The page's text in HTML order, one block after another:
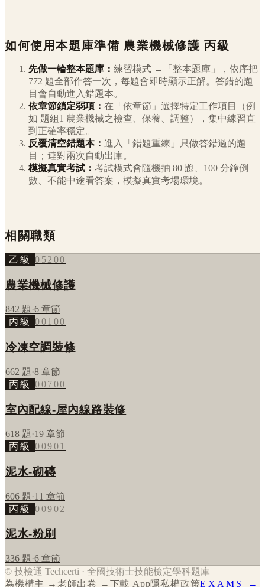
如何使用本題庫準備 農業機械修護 丙級
先做一輪整本題庫： 練習模式 →「整本題庫」，依序把
772 題全部作答一次，每題會即時顯示正解。答錯的題
目會自動進入錯題本。
依章節鎖定弱項： 在「依章節」選擇特定工作項目（例
如 題組1 農業機械之檢查、保養、調整），集中練習直
到正確率穩定。
反覆清空錯題本： 進入「錯題重練」只做答錯過的題
目；連對兩次自動出庫。
模擬真實考試： 考試模式會隨機抽 80 題、100 分鐘倒
數、不能中途看答案，模擬真實考場環境。
相關職類
乙級 05200
農業機械修護
842 題 ·6 章節
丙級
00100
冷凍空調裝修
662 題 ·8 章節
丙級
00700
室內配線-屋內線路裝修
618 題 ·19 章節
丙級
00901
泥水-砌磚
606 題 ·11 章節
丙級
00902
泥水-粉刷
336 題 ·6 章節
© 技檢通 Techcerti · 全國技術士技能檢定學科題庫
為機構主 → 老師出卷 → 下載 App隱私權政策EXAMS →